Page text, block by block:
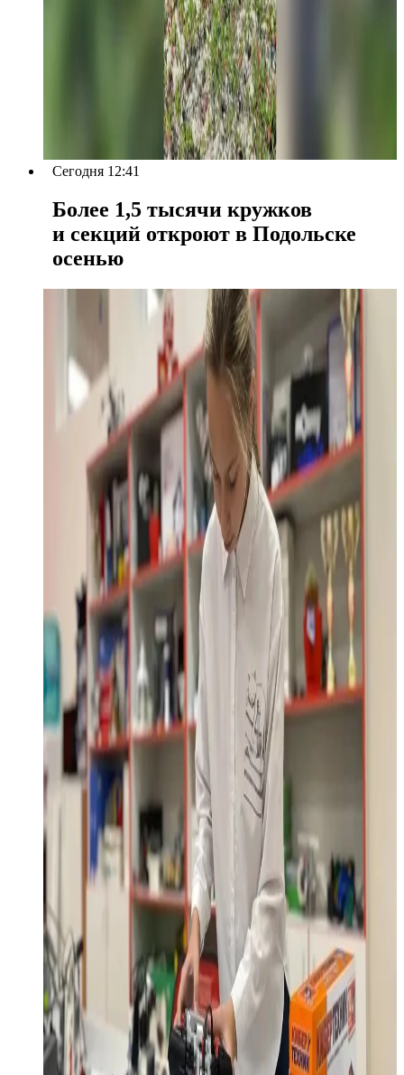
Сегодня 12:41
Более 1,5 тысячи кружков
и секций откроют в Подольске
осенью